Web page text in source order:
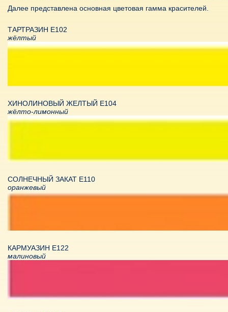
Далее представлена основная цветовая гамма красителей.
ТАРТРАЗИН Е102
жёлтый
ХИНОЛИНОВЫЙ ЖЕЛТЫЙ Е104
жёлто-лимонный
СОЛНЕЧНЫЙ ЗАКАТ Е110
оранжевый
КАРМУАЗИН Е122
малиновый